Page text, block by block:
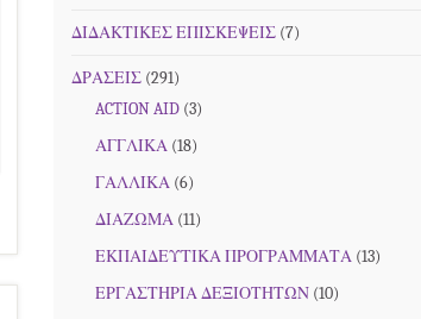
ΔΙΔΑΚΤΙΚΕΣ ΕΠΙΣΚΕΨΕΙΣ (7)
ΔΡΑΣΕΙΣ (291)
ACTION AID (3)
ΑΓΓΛΙΚΑ (18)
ΓΑΛΛΙΚΑ (6)
ΔΙΑΖΩΜΑ (11)
ΕΚΠΑΙΔΕΥΤΙΚΑ ΠΡΟΓΡΑΜΜΑΤΑ (13)
ΕΡΓΑΣΤΗΡΙΑ ΔΕΞΙΟΤΗΤΩΝ (10)